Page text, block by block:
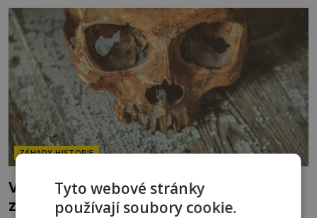
v čase.“ Vítejte v Londýně, v roce 1997. „Brutální
vražda ženy!“ hlásají
ZÁHADY HISTORIE
VIDEO: Vědci zrekonstruovali tvář upíra
z 18. století
Tyto webové stránky
používají soubory cookie.